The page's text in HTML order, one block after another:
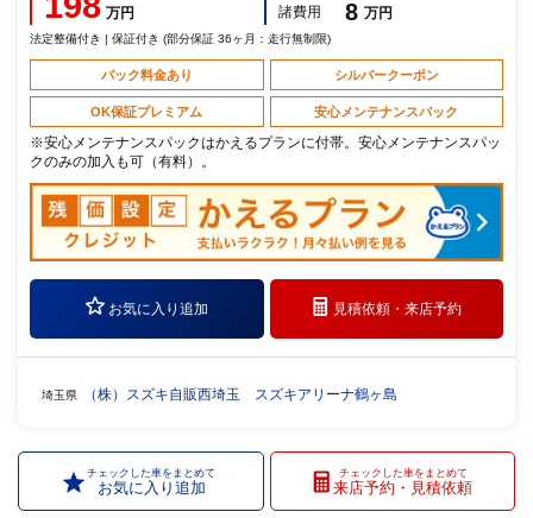
万円
諸費用
8 万円
法定整備付き | 保証付き (部分保証 36ヶ月：走行無制限)
パック料金あり シルバークーポン
OK保証プレミアム 安心メンテナンスパック
※安心メンテナンスパックはかえるプランに付帯。安心メンテナンスパッ
クのみの加入も可（有料）。
お気に入り追加 見積依頼・来店予約
埼玉県 （株）スズキ自販西埼玉 スズキアリーナ鶴ヶ島
チェックした車をまとめて
お気に入り追加
チェックした車をまとめて
来店予約・見積依頼